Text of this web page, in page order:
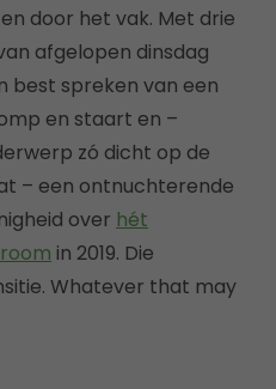
door het vak. Met drie
afgelopen dinsdag
best spreken van een
en staart en –
zó dicht op de
– een ontnuchterende
over hét
in 2019. Die
Whatever that may